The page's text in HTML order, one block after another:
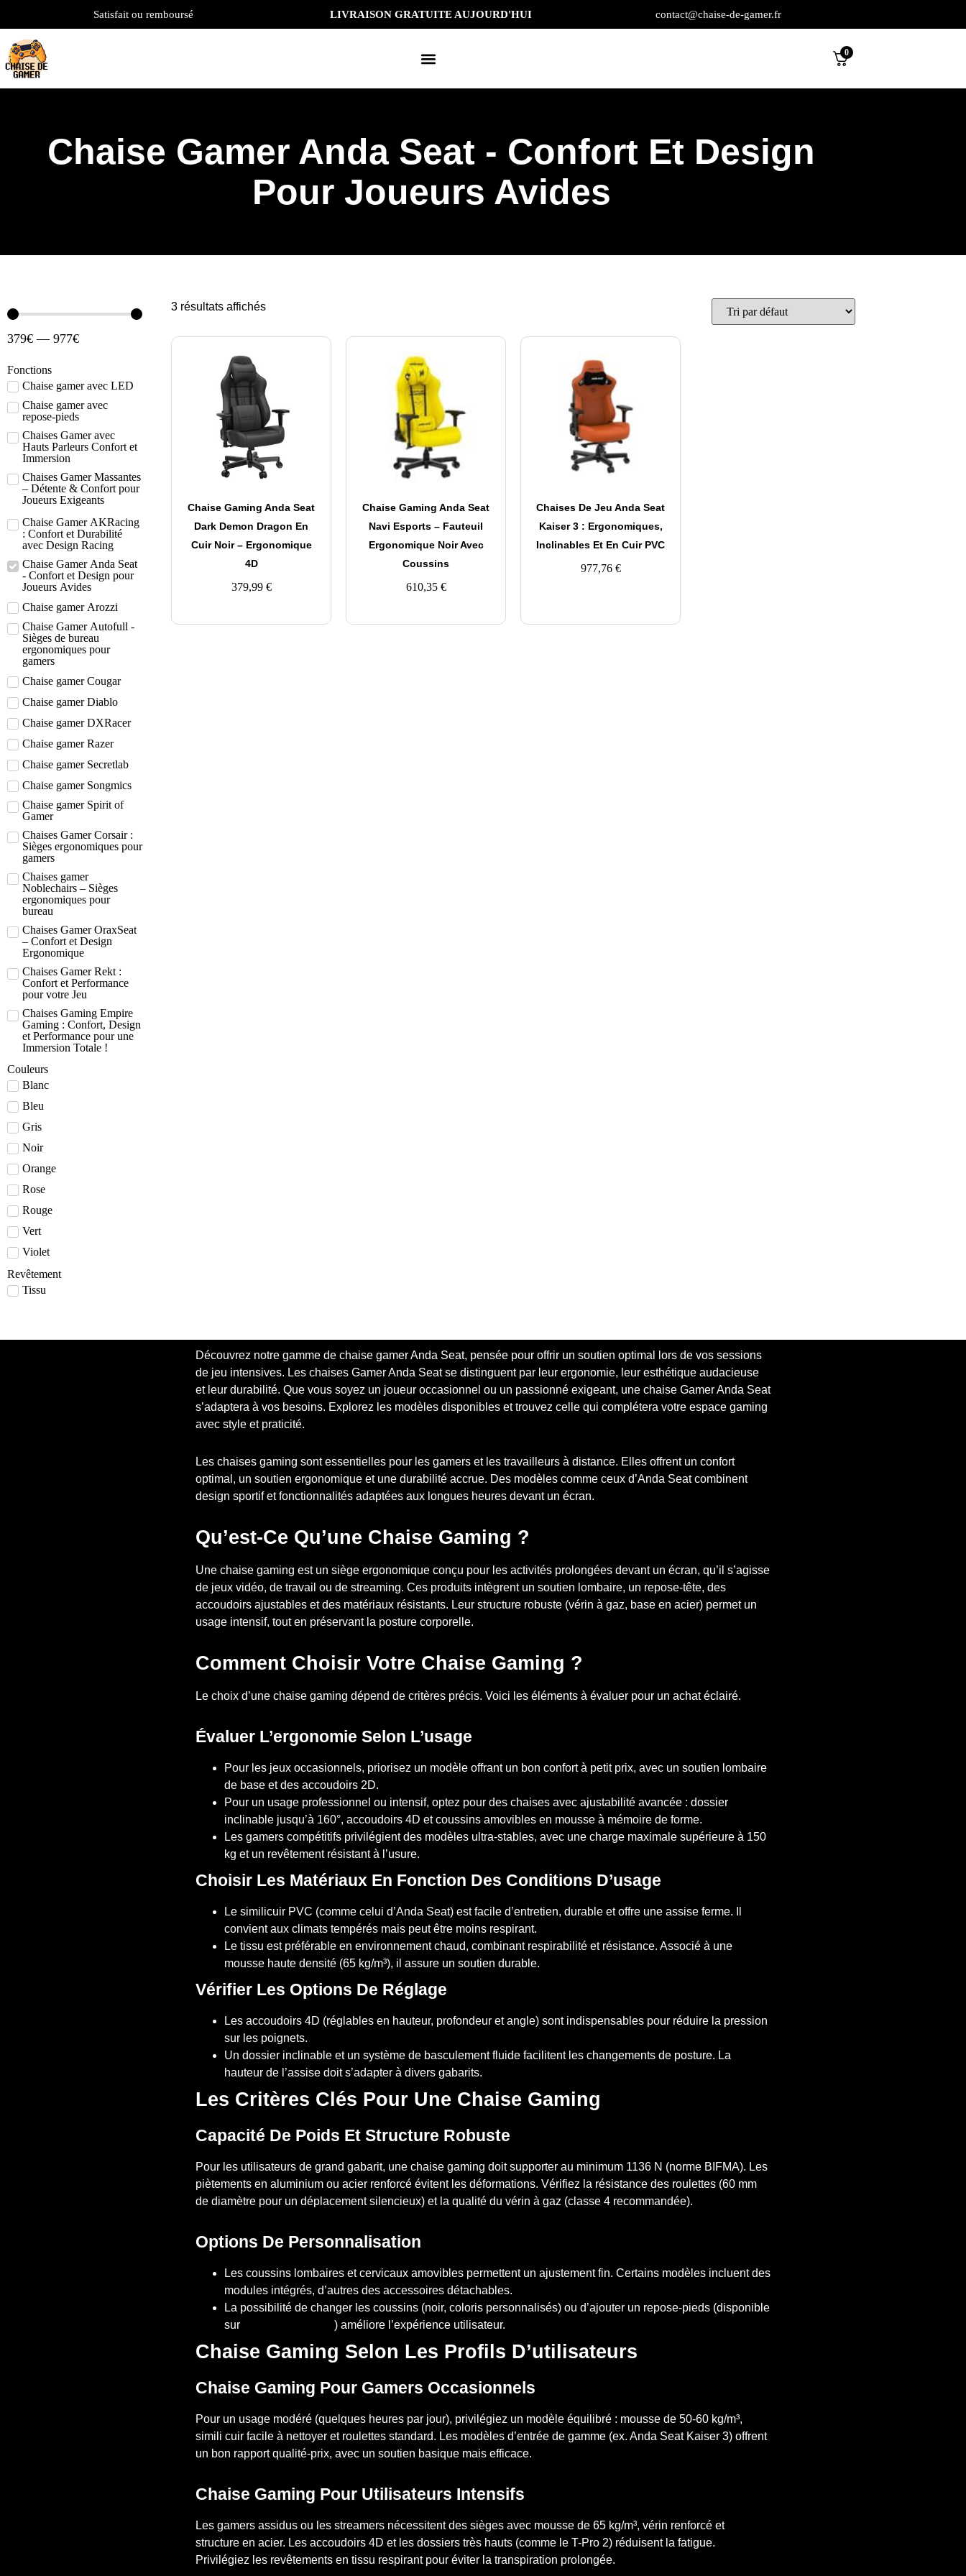
Satisfait ou remboursé LIVRAISON GRATUITE AUJOURD'HUI contact@chaise-de-gamer.fr
0
Chaise Gamer Anda Seat - Confort Et Design
Pour Joueurs Avides
379€ — 977€
Fonctions
Chaise gamer avec LED
Chaise gamer avec
repose-pieds
Chaises Gamer avec
Hauts Parleurs Confort et
Immersion
Chaises Gamer Massantes
– Détente & Confort pour
Joueurs Exigeants
Chaise Gamer AKRacing
: Confort et Durabilité
avec Design Racing
Chaise Gamer Anda Seat
- Confort et Design pour
Joueurs Avides
Chaise gamer Arozzi
Chaise Gamer Autofull -
Sièges de bureau
ergonomiques pour
gamers
Chaise gamer Cougar
Chaise gamer Diablo
Chaise gamer DXRacer
Chaise gamer Razer
Chaise gamer Secretlab
Chaise gamer Songmics
Chaise gamer Spirit of
Gamer
Chaises Gamer Corsair :
Sièges ergonomiques pour
gamers
Chaises gamer
Noblechairs – Sièges
ergonomiques pour
bureau
Chaises Gamer OraxSeat
– Confort et Design
Ergonomique
Chaises Gamer Rekt :
Confort et Performance
pour votre Jeu
Chaises Gaming Empire
Gaming : Confort, Design
et Performance pour une
Immersion Totale !
Couleurs
Blanc
Bleu
Gris
Noir
Orange
Rose
Rouge
Vert
Violet
Revêtement
Tissu
3 résultats affichés
Chaise Gaming Anda Seat
Dark Demon Dragon En
Cuir Noir – Ergonomique
4D
379,99 €
Chaise Gaming Anda Seat
Navi Esports – Fauteuil
Ergonomique Noir Avec
Coussins
610,35 €
Chaises De Jeu Anda Seat
Kaiser 3 : Ergonomiques,
Inclinables Et En Cuir PVC
977,76 €
Découvrez notre gamme de chaise gamer Anda Seat, pensée pour offrir un soutien optimal lors de vos sessions
de jeu intensives. Les chaises Gamer Anda Seat se distinguent par leur ergonomie, leur esthétique audacieuse
et leur durabilité. Que vous soyez un joueur occasionnel ou un passionné exigeant, une chaise Gamer Anda Seat
s’adaptera à vos besoins. Explorez les modèles disponibles et trouvez celle qui complétera votre espace gaming
avec style et praticité.
Les chaises gaming sont essentielles pour les gamers et les travailleurs à distance. Elles offrent un confort
optimal, un soutien ergonomique et une durabilité accrue. Des modèles comme ceux d’Anda Seat combinent
design sportif et fonctionnalités adaptées aux longues heures devant un écran.
Qu’est-Ce Qu’une Chaise Gaming ?
Une chaise gaming est un siège ergonomique conçu pour les activités prolongées devant un écran, qu’il s’agisse
de jeux vidéo, de travail ou de streaming. Ces produits intègrent un soutien lombaire, un repose-tête, des
accoudoirs ajustables et des matériaux résistants. Leur structure robuste (vérin à gaz, base en acier) permet un
usage intensif, tout en préservant la posture corporelle.
Comment Choisir Votre Chaise Gaming ?
Le choix d’une chaise gaming dépend de critères précis. Voici les éléments à évaluer pour un achat éclairé.
Évaluer L’ergonomie Selon L’usage
Pour les jeux occasionnels, priorisez un modèle offrant un bon confort à petit prix, avec un soutien lombaire
de base et des accoudoirs 2D.
Pour un usage professionnel ou intensif, optez pour des chaises avec ajustabilité avancée : dossier
inclinable jusqu’à 160°, accoudoirs 4D et coussins amovibles en mousse à mémoire de forme.
Les gamers compétitifs privilégient des modèles ultra-stables, avec une charge maximale supérieure à 150
kg et un revêtement résistant à l’usure.
Choisir Les Matériaux En Fonction Des Conditions D’usage
Le similicuir PVC (comme celui d’Anda Seat) est facile d’entretien, durable et offre une assise ferme. Il
convient aux climats tempérés mais peut être moins respirant.
Le tissu est préférable en environnement chaud, combinant respirabilité et résistance. Associé à une
mousse haute densité (65 kg/m³), il assure un soutien durable.
Vérifier Les Options De Réglage
Les accoudoirs 4D (réglables en hauteur, profondeur et angle) sont indispensables pour réduire la pression
sur les poignets.
Un dossier inclinable et un système de basculement fluide facilitent les changements de posture. La
hauteur de l’assise doit s’adapter à divers gabarits.
Les Critères Clés Pour Une Chaise Gaming
Capacité De Poids Et Structure Robuste
Pour les utilisateurs de grand gabarit, une chaise gaming doit supporter au minimum 1136 N (norme BIFMA). Les
piètements en aluminium ou acier renforcé évitent les déformations. Vérifiez la résistance des roulettes (60 mm
de diamètre pour un déplacement silencieux) et la qualité du vérin à gaz (classe 4 recommandée).
Options De Personnalisation
Les coussins lombaires et cervicaux amovibles permettent un ajustement fin. Certains modèles incluent des
modules intégrés, d’autres des accessoires détachables.
La possibilité de changer les coussins (noir, coloris personnalisés) ou d’ajouter un repose-pieds (disponible
sur
) améliore l’expérience utilisateur.
Chaise Gaming Selon Les Profils D’utilisateurs
Chaise Gaming Pour Gamers Occasionnels
Pour un usage modéré (quelques heures par jour), privilégiez un modèle équilibré : mousse de 50-60 kg/m³,
simili cuir facile à nettoyer et roulettes standard. Les modèles d’entrée de gamme (ex. Anda Seat Kaiser 3) offrent
un bon rapport qualité-prix, avec un soutien basique mais efficace.
Chaise Gaming Pour Utilisateurs Intensifs
Les gamers assidus ou les streamers nécessitent des sièges avec mousse de 65 kg/m³, vérin renforcé et
structure en acier. Les accoudoirs 4D et les dossiers très hauts (comme le T-Pro 2) réduisent la fatigue.
Privilégiez les revêtements en tissu respirant pour éviter la transpiration prolongée.